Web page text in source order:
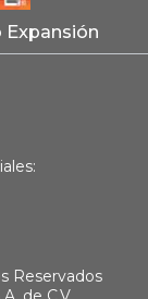
Reservados